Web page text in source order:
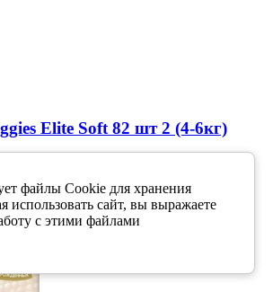
файлы Cookie для хранения
использовать сайт, вы выражаете
с этими файлами
Elite Soft 82 шт 2 (4-6кг)